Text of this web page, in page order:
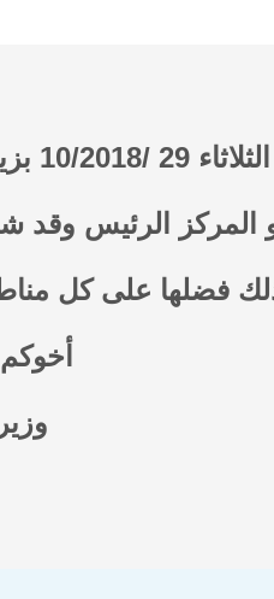
القرآن الكريم في مأرب
المركز الرئيس وقد
فضلها على كل